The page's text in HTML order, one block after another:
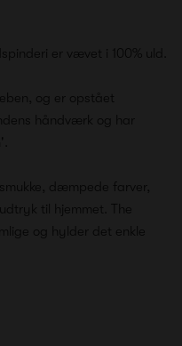
er vævet i 100% uld.
og er opstået
håndværk og har
dæmpede farver,
til hjemmet. The
og hylder det enkle